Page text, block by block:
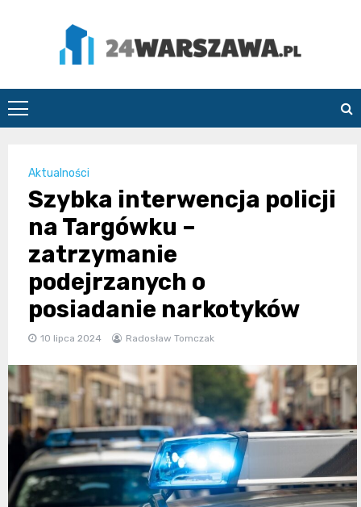
24Warszawa.pl
Aktualności
Szybka interwencja policji
na Targówku –
zatrzymanie
podejrzanych o
posiadanie narkotyków
10 lipca 2024 Radosław Tomczak